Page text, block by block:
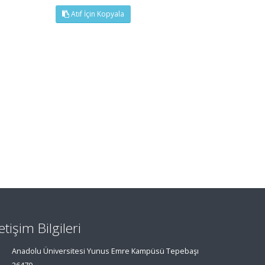
Atıf İçin Kopyala
Bilgileri
Anadolu Üniversitesi Yunus Emre Kampüsü Tepebaşı